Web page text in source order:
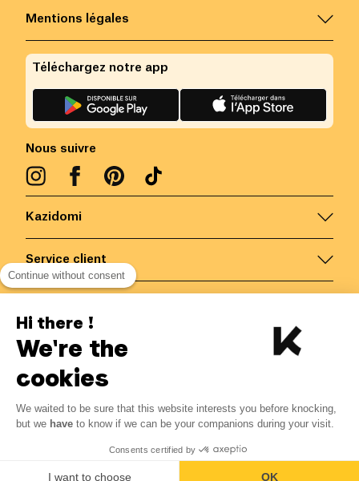
Kazidomi
Service client
Mentions légales
Nous suivre
Téléchargez notre app
Belgique/FR
Tous droits réservés
Continue without consent
Hi there !
We're the
cookies
We waited to be sure that this website interests you before knocking,
but we have to know if we can be your companions during your visit.
Consents certified by
I want to choose OK